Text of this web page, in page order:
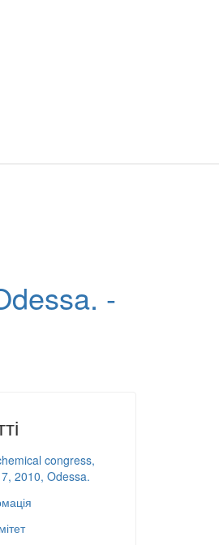
-
congress,
2010, Odessa.